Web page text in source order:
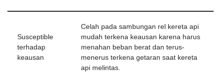
Susceptible
terhadap
keausan
Celah pada sambungan rel kereta api
mudah terkena keausan karena harus
menahan beban berat dan terus-
menerus terkena getaran saat kereta
api melintas.